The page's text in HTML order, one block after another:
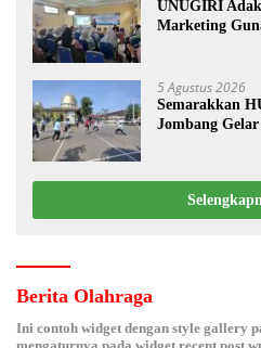
UNUGIRI
Marketing
5 Agustus 2026
Semarakkan
Jombang
Berita Olahraga
Ini contoh widget dengan style gallery